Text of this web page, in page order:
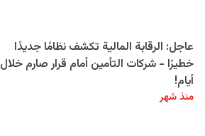
عاجل: الرقابة المالية تكشف نظامًا جديدًا
خطيرًا - شركات التأمين أمام قرار صارم خلال
أيام!
منذ شهر